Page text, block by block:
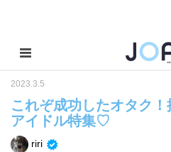
2023.3.5
これぞ成功したオタク
アイドル特集♡
riri